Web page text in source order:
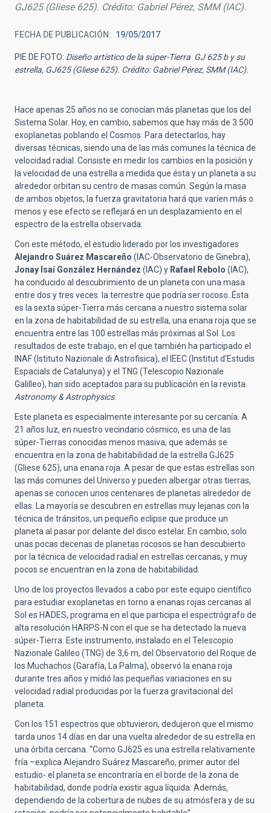
GJ625 (Gliese 625). Crédito: Gabriel Pérez, SMM (IAC).
FECHA DE PUBLICACIÓN 19/05/2017
PIE DE FOTO: Diseño artístico de la súper-Tierra GJ 625 b y su
estrella, GJ625 (Gliese 625). Crédito: Gabriel Pérez, SMM (IAC).
Hace apenas 25 años no se conocían más planetas que los del
Sistema Solar. Hoy, en cambio, sabemos que hay más de 3.500
exoplanetas poblando el Cosmos. Para detectarlos, hay
diversas técnicas, siendo una de las más comunes la técnica de
velocidad radial. Consiste en medir los cambios en la posición y
la velocidad de una estrella a medida que ésta y un planeta a su
alrededor orbitan su centro de masas común. Según la masa
de ambos objetos, la fuerza gravitatoria hará que varíen más o
menos y ese efecto se reflejará en un desplazamiento en el
espectro de la estrella observada.
Con este método, el estudio liderado por los investigadores
Alejandro Suárez Mascareño (IAC-Observatorio de Ginebra),
Jonay Isaí González Hernández (IAC) y Rafael Rebolo (IAC),
ha conducido al descubrimiento de un planeta con una masa
entre dos y tres veces la terrestre que podría ser rocoso. Ésta
es la sexta súper-Tierra más cercana a nuestro sistema solar
en la zona de habitabilidad de su estrella, una enana roja que se
encuentra entre las 100 estrellas más próximas al Sol. Los
resultados de este trabajo, en el que también ha participado el
INAF (Istituto Nazionale di Astrofisica), el IEEC (Institut d'Estudis
Espacials de Catalunya) y el TNG (Telescopio Nazionale
Galilleo), han sido aceptados para su publicación en la revista
Astronomy & Astrophysics.
Este planeta es especialmente interesante por su cercanía. A
21 años luz, en nuestro vecindario cósmico, es una de las
súper-Tierras conocidas menos masiva, que además se
encuentra en la zona de habitabilidad de la estrella GJ625
(Gliese 625), una enana roja. A pesar de que estas estrellas son
las más comunes del Universo y pueden albergar otras tierras,
apenas se conocen unos centenares de planetas alrededor de
ellas. La mayoría se descubren en estrellas muy lejanas con la
técnica de tránsitos, un pequeño eclipse que produce un
planeta al pasar por delante del disco estelar. En cambio, solo
unas pocas decenas de planetas rocosos se han descubierto
por la técnica de velocidad radial en estrellas cercanas, y muy
pocos se encuentran en la zona de habitabilidad.
Uno de los proyectos llevados a cabo por este equipo científico
para estudiar exoplanetas en torno a enanas rojas cercanas al
Sol es HADES, programa en el que participa el espectrógrafo de
alta resolución HARPS-N con el que se ha detectado la nueva
súper-Tierra. Este instrumento, instalado en el Telescopio
Nazionale Galileo (TNG) de 3,6 m, del Observatorio del Roque de
los Muchachos (Garafía, La Palma), observó la enana roja
durante tres años y midió las pequeñas variaciones en su
velocidad radial producidas por la fuerza gravitacional del
planeta.
Con los 151 espectros que obtuvieron, dedujeron que el mismo
tarda unos 14 días en dar una vuelta alrededor de su estrella en
una órbita cercana. “Como GJ625 es una estrella relativamente
fría –explica Alejandro Suárez Mascareño, primer autor del
estudio- el planeta se encontraría en el borde de la zona de
habitabilidad, donde podría existir agua líquida. Además,
dependiendo de la cobertura de nubes de su atmósfera y de su